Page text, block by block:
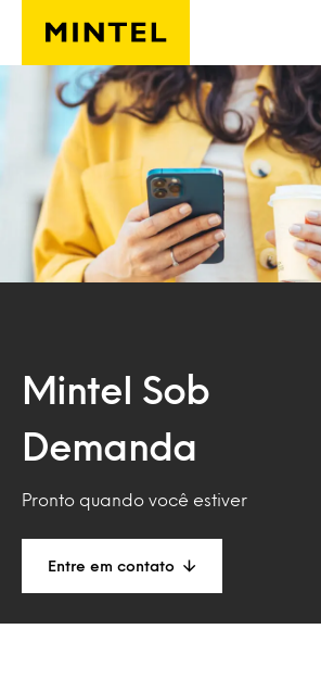
Skip to main content
Mintel Sob
Demanda
Pronto quando você estiver
Entre em contato